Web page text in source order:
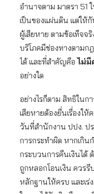
อำนาจตาม มาตรา 51
เป็นของแผ่นดิน แต่ให้
ผู้เสียหาย ตามข้อเท็จจ
บริโภคมีช่องทางตามก
ได้ และที่สำคัญคือ ไม่มี
อย่างใด
อย่างไรก็ตาม สิทธิในก
เสียหายต้องยื่นเรื่องให้
วันที่สำนักงาน ปปง. ป
การกระทำผิด หากเกิน
กระบวนการคืนเงินได้
ถูกหลอกโอนเงิน ควร
หลักฐานให้ครบ และเร่